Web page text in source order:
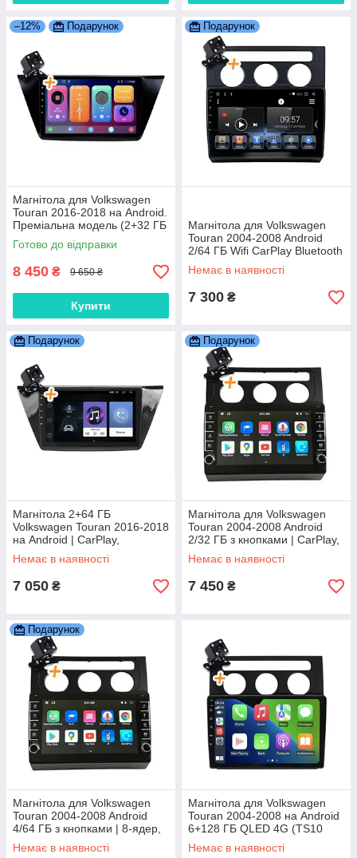
–12% Подарунок
Магнітола для Volkswagen
Touran 2016-2018 на Android.
Преміальна модель (2+32 ГБ
4G QLED CarPlay 8 ядер)
Готово до відправки
8 450 ₴ 9 650 ₴
Купити
Подарунок
Магнітола для Volkswagen
Touran 2004-2008 Android
2/64 ГБ Wifi CarPlay Bluetooth
Немає в наявності
7 300 ₴
Подарунок
Магнітола 2+64 ГБ
Volkswagen Touran 2016-2018
на Android | CarPlay,
Bluetooth Покращена модель
Немає в наявності
7 050 ₴
Подарунок
Магнітола для Volkswagen
Touran 2004-2008 Android
2/32 ГБ з кнопками | CarPlay,
Bluetooth, камера
Немає в наявності
7 450 ₴
Подарунок
Магнітола для Volkswagen
Touran 2004-2008 Android
4/64 ГБ з кнопками | 8-ядер,
CarPlay, Bluetooth, камера
Немає в наявності
Магнітола для Volkswagen
Touran 2004-2008 на Android
6+128 ГБ QLED 4G (TS10
Flagman Pro)
Немає в наявності